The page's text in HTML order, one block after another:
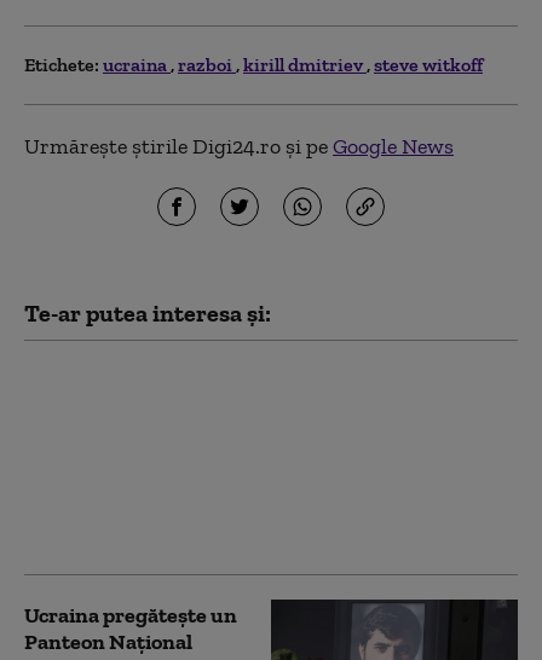
Etichete: ucraina razboi kirill dmitriev steve witkoff
Urmărește știrile Digi24.ro și peGoogle News
Te-ar putea interesa și:
Ucraina pregătește un
Panteon Național